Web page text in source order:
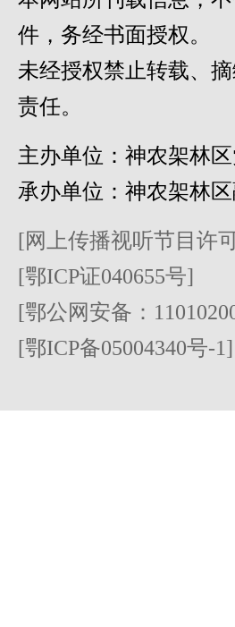
件，务经书面授权。
未经授权禁止转载、
责任。
主办单位：神农架林
承办单位：神农架林
[网上传播视听节目许
[鄂ICP证040655号]
[鄂公网安备：
[鄂ICP备05004340号-1]